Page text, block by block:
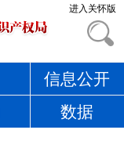
进入关怀版
信息公开
数据